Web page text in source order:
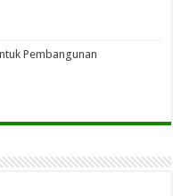
Pembangunan